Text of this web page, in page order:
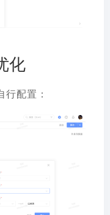
化
配置：